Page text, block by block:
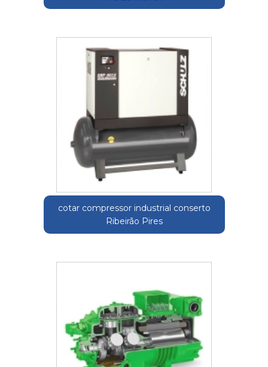
cotar compressor industrial conserto
Ribeirão Pires